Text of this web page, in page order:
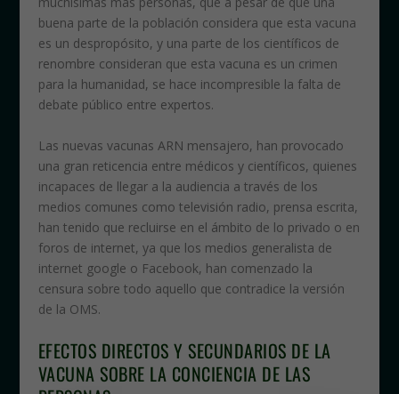
buena parte de la población considera que esta vacuna
es un despropósito, y una parte de los científicos de
renombre consideran que esta vacuna es un crimen
para la humanidad, se hace incompresible la falta de
debate público entre expertos.
Las nuevas vacunas ARN mensajero, han provocado
una gran reticencia entre médicos y científicos, quienes
incapaces de llegar a la audiencia a través de los
medios comunes como televisión radio, prensa escrita,
han tenido que recluirse en el ámbito de lo privado o en
foros de internet, ya que los medios generalista de
internet google o Facebook, han comenzado la
censura sobre todo aquello que contradice la versión
de la OMS.
EFECTOS DIRECTOS Y SECUNDARIOS DE LA
VACUNA SOBRE LA CONCIENCIA DE LAS